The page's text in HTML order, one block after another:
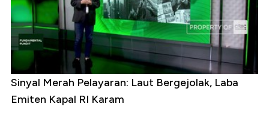
Sinyal Merah Pelayaran: Laut Bergejolak, Laba
Emiten Kapal RI Karam